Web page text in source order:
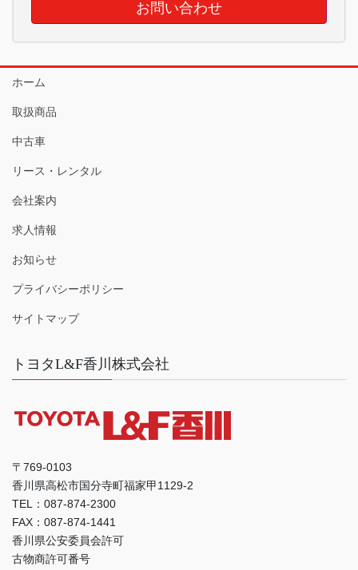
お問い合わせ
ホーム
取扱商品
中古車
リース・レンタル
会社案内
求人情報
お知らせ
プライバシーポリシー
サイトマップ
トヨタL&F香川株式会社
〒769-0103
香川県高松市国分寺町福家甲1129-2
TEL：087-874-2300
FAX：087-874-1441
香川県公安委員会許可
古物商許可番号